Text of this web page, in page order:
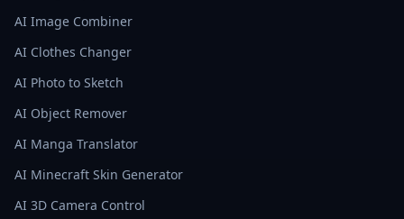
AI Image Combiner
AI Clothes Changer
AI Photo to Sketch
AI Object Remover
AI Manga Translator
AI Minecraft Skin Generator
AI 3D Camera Control